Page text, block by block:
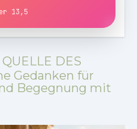
13,5
DES
Gedanken für
Begegnung mit